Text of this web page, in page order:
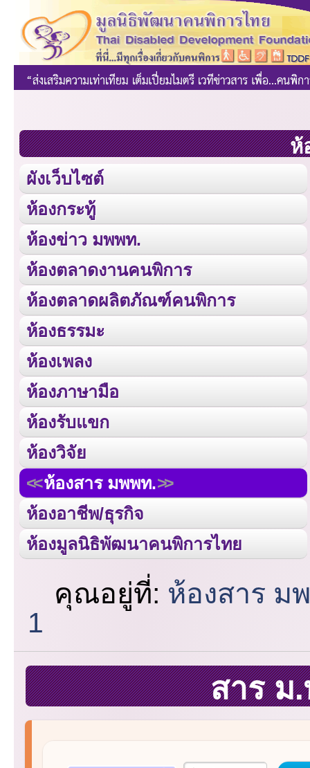
ห้
ผังเว็บไซต์
ห้องกระทู้
ห้องข่าว มพพท.
ห้องตลาดงานคนพิการ
ห้องตลาดผลิตภัณฑ์คนพิการ
ห้องธรรมะ
ห้องเพลง
ห้องภาษามือ
ห้องรับแขก
ห้องวิจัย
ห้องสาร มพพท.
ห้องอาชีพ/ธุรกิจ
ห้องมูลนิธิพัฒนาคนพิการไทย
คุณอยู่ที่: ห้องสาร ม
1
สาร ม